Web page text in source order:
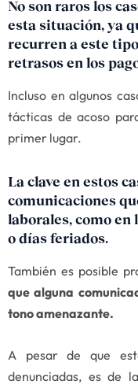
No son raros los
esta situación, ya
recurren a este
retrasos en los
Incluso en algunos
tácticas de acoso
primer lugar.
La clave en estos
comunicaciones
laborales, como en
o días feriados.
También es posible
que alguna
tono amenazante.
A pesar de que
denunciadas, es de